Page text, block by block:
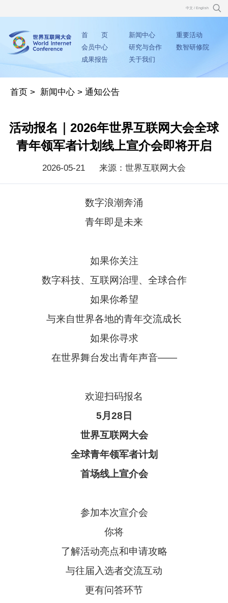
中文 / English
首 页 新闻中心
重要活动
会员中心
研究与合作
数智研修院
成果报告
关于我们
首页 > 新闻中心 >通知公告
活动报名｜2026年世界互联网大会全球
青年领军者计划线上宣介会即将开启
2026-05-21 来源：世界互联网大会
数字浪潮奔涌
青年即是未来
如果你关注
数字科技、互联网治理、全球合作
如果你希望
与来自世界各地的青年交流成长
如果你寻求
在世界舞台发出青年声音——
欢迎扫码报名
5月28日
世界互联网大会
全球青年领军者计划
首场线上宣介会
参加本次宣介会
你将
了解活动亮点和申请攻略
与往届入选者交流互动
更有问答环节